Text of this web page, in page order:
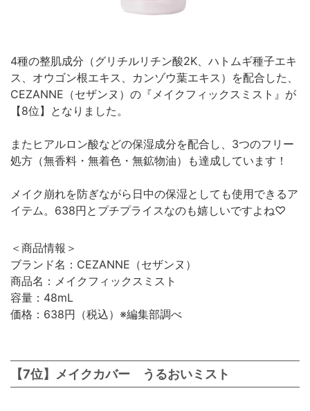
4種の整肌成分（グリチルリチン酸2K、ハトムギ種子エキ
ス、オウゴン根エキス、カンゾウ葉エキス）を配合した、
CEZANNE（セザンヌ）の『メイクフィックスミスト』が
【8位】となりました。
またヒアルロン酸などの保湿成分を配合し、3つのフリー
処方（無香料・無着色・無鉱物油）も達成しています！
メイク崩れを防ぎながら日中の保湿としても使用できるア
イテム。638円とプチプライスなのも嬉しいですよね♡
＜商品情報＞
ブランド名：CEZANNE（セザンヌ）
商品名：メイクフィックスミスト
容量：48mL
価格：638円（税込）※編集部調べ
【7位】メイクカバー うるおいミスト